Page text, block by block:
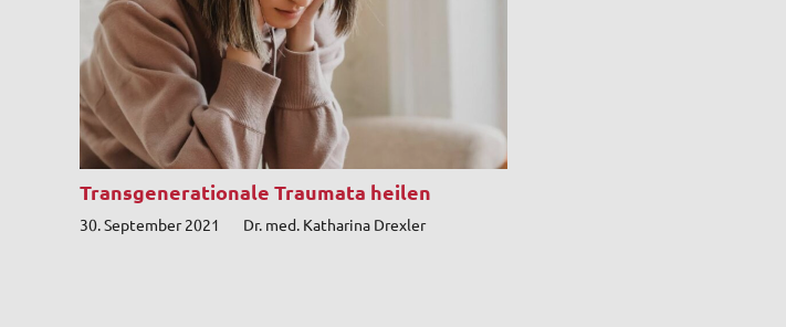
Transgenerationale Traumata heilen
30. September 2021 Dr. med. Katharina Drexler